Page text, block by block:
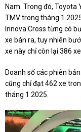
Nam. Trong đó, Toyota
TMV trong tháng
Innova Cross từng có
xe bán ra, tuy nhiên
xe này chỉ còn lại 386 xe.
Doanh số các phiên
cũng chỉ đạt 462 xe
tháng 1.2025.